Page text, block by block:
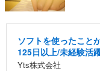
ソフトを使ったこと
125日以上/未経験活
Yts株式会社